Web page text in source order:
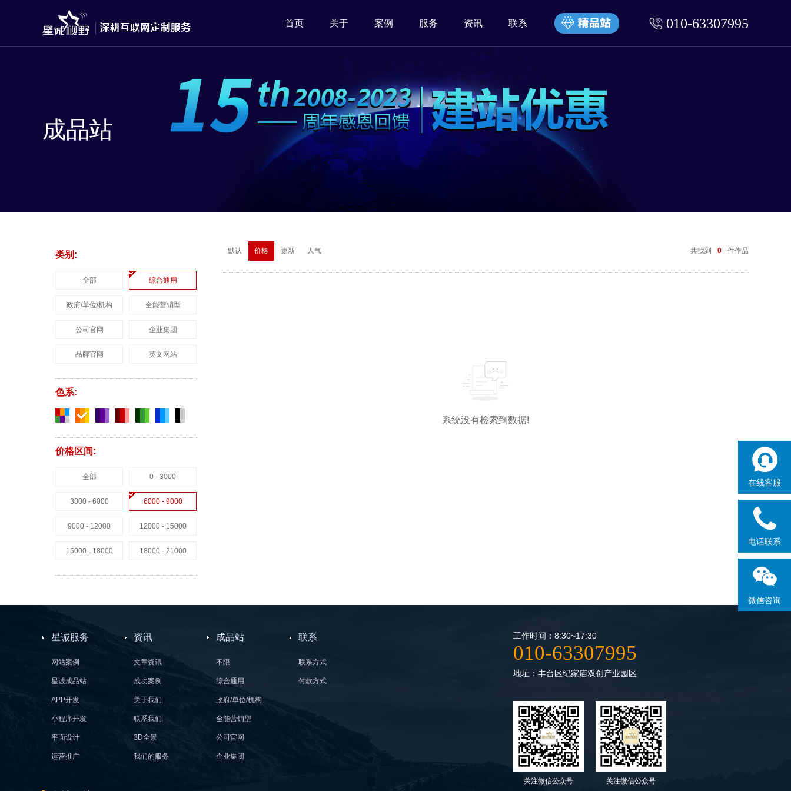
010-63307995
首页 关于 案例 服务 资讯 联系
在线客服
电话联系
微信咨询
成品站
类别:
全部 综合通用
政府/单位/机构 全能营销型
公司官网 企业集团
品牌官网 英文网站
色系:
价格区间:
全部 0 - 3000
3000 - 6000 6000 - 9000
9000 - 12000 12000 - 15000
15000 - 18000 18000 - 21000
默认 价格 更新 人气 共找到 0 件作品
系统没有检索到数据!
星诚服务
网站案例
星诚成品站
APP开发
小程序开发
平面设计
运营推广
资讯
文章资讯
成功案例
关于我们
联系我们
3D全景
我们的服务
成品站
不限
综合通用
政府/单位/机构
全能营销型
公司官网
企业集团
联系
联系方式
付款方式
工作时间：8:30~17:30
010-63307995
地址：丰台区纪家庙双创产业园区
关注微信公众号 关注微信公众号